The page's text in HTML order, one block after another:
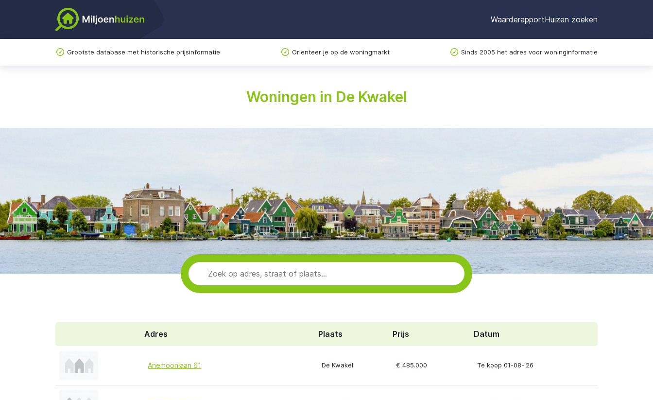
WaarderapportHuizen zoeken
Grootste database met historische prijsinformatie Orienteer je op de woningmarkt Sinds 2005 het adres voor woninginformatie
Woningen in De Kwakel
Adres Plaats Prijs Datum
Anemoonlaan 61 De Kwakel € 485.000 Te koop 01-08-'26